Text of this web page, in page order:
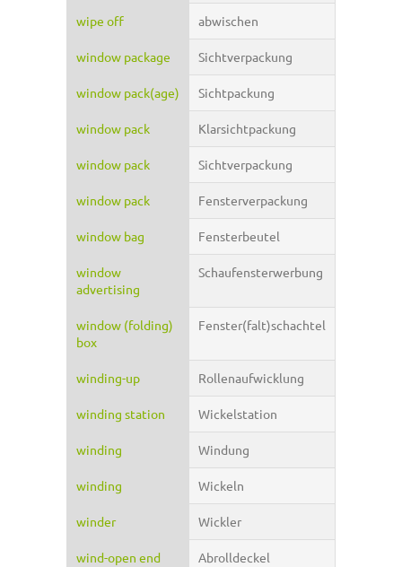
wipe off abwischen
window package Sichtverpackung
window pack(age) Sichtpackung
window pack Klarsichtpackung
window pack Sichtverpackung
window pack Fensterverpackung
window bag Fensterbeutel
window
advertising
Schaufensterwerbung
window (folding)
box
Fenster(falt)schachtel
winding-up Rollenaufwicklung
winding station Wickelstation
winding Windung
winding Wickeln
winder Wickler
wind-open end Abrolldeckel